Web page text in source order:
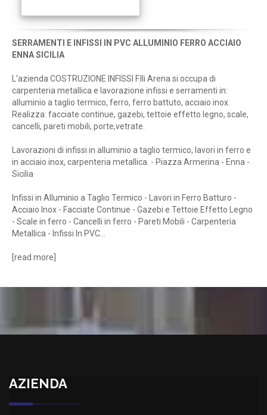
SERRAMENTI E INFISSI IN PVC ALLUMINIO FERRO ACCIAIO
ENNA SICILIA
L'azienda COSTRUZIONE INFISSI F.lli Arena si occupa di
carpenteria metallica e lavorazione infissi e serramenti in:
alluminio a taglio termico, ferro, ferro battuto, acciaio inox.
Realizza: facciate continue, gazebi, tettoie effetto legno, scale,
cancelli, pareti mobili, porte,vetrate.
Lavorazioni di infissi in alluminio a taglio termico, lavori in ferro e
in acciaio inox, carpenteria metallica. - Piazza Armerina - Enna -
Sicilia
Infissi in Alluminio a Taglio Termico - Lavori in Ferro Batturo -
Acciaio Inox - Facciate Continue - Gazebi e Tettoie Effetto Legno
- Scale in ferro - Cancelli in ferro - Pareti Mobili - Carpenteria
Metallica - Infissi In PVC...
read more
AZIENDA